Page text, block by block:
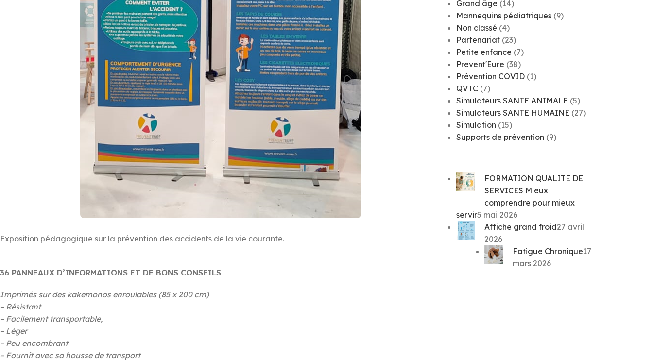
Exposition pédagogique sur la prévention des accidents de la vie courante.
36 PANNEAUX D’INFORMATIONS ET DE BONS CONSEILS
Imprimés sur des kakémonos enroulables (85 x 200 cm)
– Résistant
– Facilement transportable,
– Léger
– Peu encombrant
– Fournit avec sa housse de transport
Grand âge (14)
Mannequins pédiatriques(9)
Non classé (4)
Partenariat(23)
Petite enfance (7)
Prevent'Eure (38)
Prévention COVID(1)
QVTC(7)
Simulateurs SANTE ANIMALE (5)
Simulateurs SANTE HUMAINE (27)
Simulation (15)
Supports de prévention (9)
FORMATION QUALITE DE
SERVICES Mieux
comprendre pour mieux
servir5 mai 2026
Affiche grand froid27 avril
2026
Fatigue Chronique17
mars 2026